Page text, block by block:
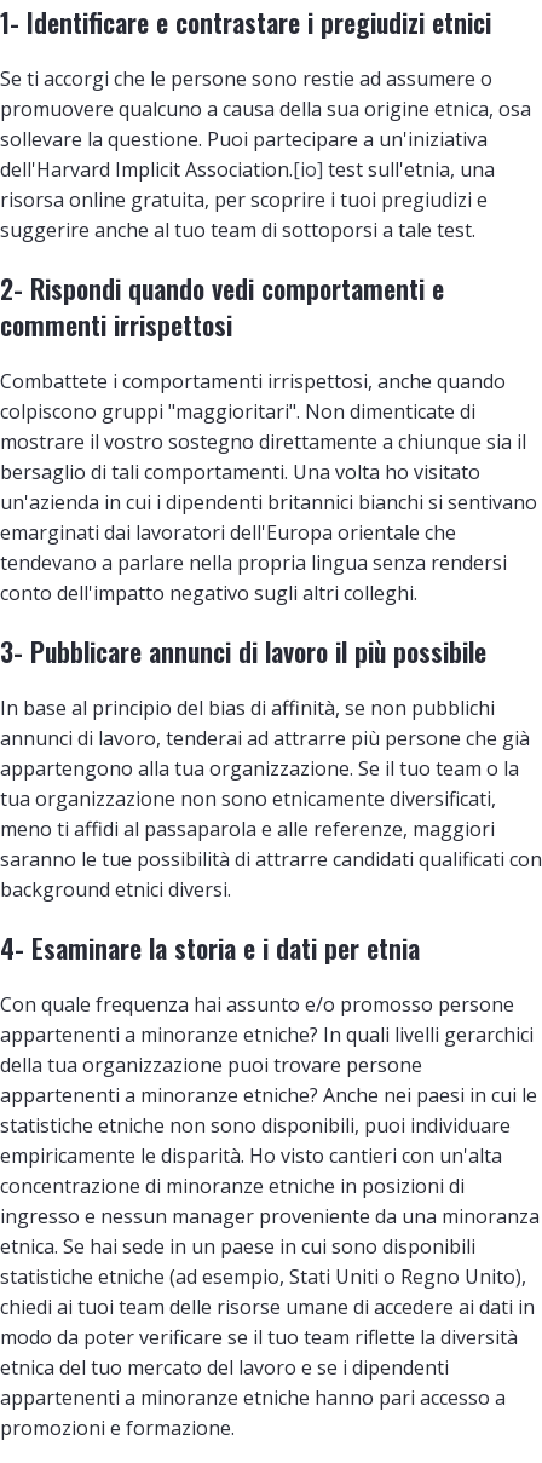
1- Identificare e contrastare i pregiudizi etnici
Se ti accorgi che le persone sono restie ad assumere o
promuovere qualcuno a causa della sua origine etnica, osa
sollevare la questione. Puoi partecipare a un'iniziativa
dell'Harvard Implicit Association.[io] test sull'etnia, una
risorsa online gratuita, per scoprire i tuoi pregiudizi e
suggerire anche al tuo team di sottoporsi a tale test.
2- Rispondi quando vedi comportamenti e
commenti irrispettosi
Combattete i comportamenti irrispettosi, anche quando
colpiscono gruppi "maggioritari". Non dimenticate di
mostrare il vostro sostegno direttamente a chiunque sia il
bersaglio di tali comportamenti. Una volta ho visitato
un'azienda in cui i dipendenti britannici bianchi si sentivano
emarginati dai lavoratori dell'Europa orientale che
tendevano a parlare nella propria lingua senza rendersi
conto dell'impatto negativo sugli altri colleghi.
3- Pubblicare annunci di lavoro il più possibile
In base al principio del bias di affinità, se non pubblichi
annunci di lavoro, tenderai ad attrarre più persone che già
appartengono alla tua organizzazione. Se il tuo team o la
tua organizzazione non sono etnicamente diversificati,
meno ti affidi al passaparola e alle referenze, maggiori
saranno le tue possibilità di attrarre candidati qualificati con
background etnici diversi.
4- Esaminare la storia e i dati per etnia
Con quale frequenza hai assunto e/o promosso persone
appartenenti a minoranze etniche? In quali livelli gerarchici
della tua organizzazione puoi trovare persone
appartenenti a minoranze etniche? Anche nei paesi in cui le
statistiche etniche non sono disponibili, puoi individuare
empiricamente le disparità. Ho visto cantieri con un'alta
concentrazione di minoranze etniche in posizioni di
ingresso e nessun manager proveniente da una minoranza
etnica. Se hai sede in un paese in cui sono disponibili
statistiche etniche (ad esempio, Stati Uniti o Regno Unito),
chiedi ai tuoi team delle risorse umane di accedere ai dati in
modo da poter verificare se il tuo team riflette la diversità
etnica del tuo mercato del lavoro e se i dipendenti
appartenenti a minoranze etniche hanno pari accesso a
promozioni e formazione.